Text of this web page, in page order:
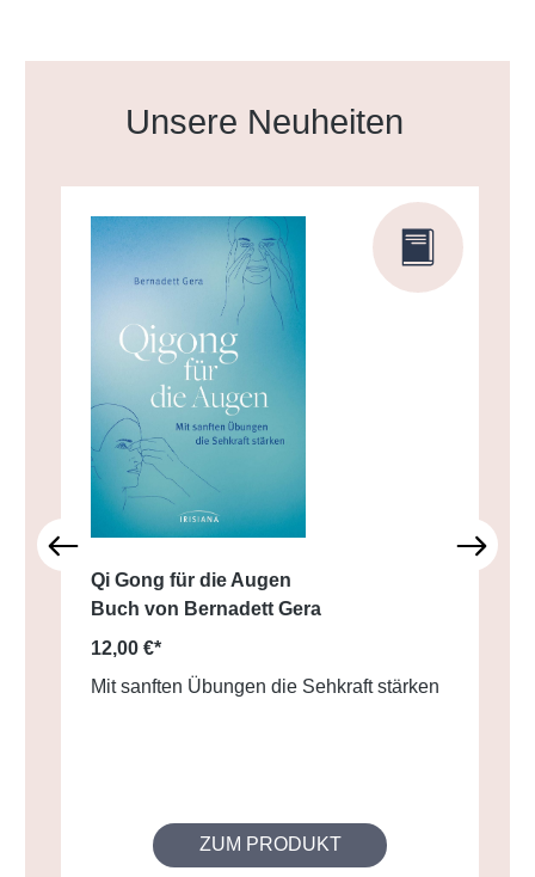
Produktgalerie überspringen
Unsere Neuheiten
Qi Gong für die Augen
Buch von Bernadett Gera
12,00 €*
Mit sanften Übungen die Sehkraft stärken
ZUM PRODUKT